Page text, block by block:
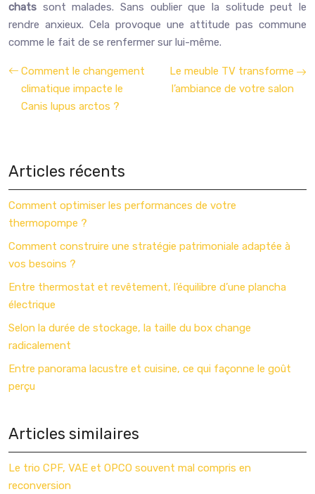
chats sont malades. Sans oublier que la solitude peut le
rendre anxieux. Cela provoque une attitude pas commune
comme le fait de se renfermer sur lui-même.
Comment le changement
climatique impacte le
Canis lupus arctos ?
Le meuble TV transforme
l’ambiance de votre salon
Articles récents
Comment optimiser les performances de votre
thermopompe ?
Comment construire une stratégie patrimoniale adaptée à
vos besoins ?
Entre thermostat et revêtement, l’équilibre d’une plancha
électrique
Selon la durée de stockage, la taille du box change
radicalement
Entre panorama lacustre et cuisine, ce qui façonne le goût
perçu
Articles similaires
Le trio CPF, VAE et OPCO souvent mal compris en
reconversion